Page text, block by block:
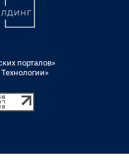
порталов»